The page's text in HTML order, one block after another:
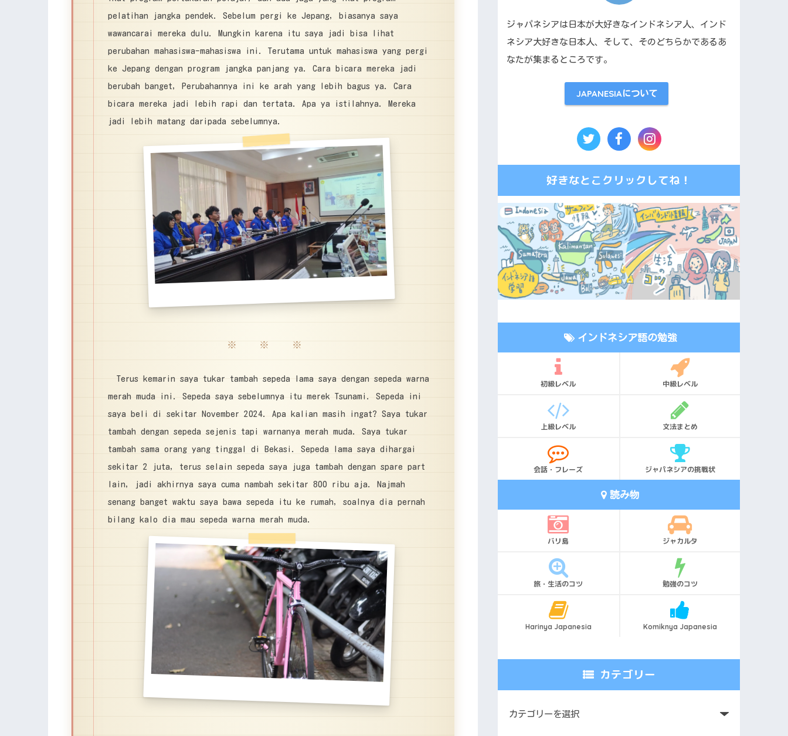
pelatihan jangka pendek. Sebelum pergi ke Jepang, biasanya saya
wawancarai mereka dulu. Mungkin karena itu saya jadi bisa lihat
perubahan mahasiswa-mahasiswa ini. Terutama untuk mahasiswa yang pergi
ke Jepang dengan program jangka panjang ya. Cara bicara mereka jadi
berubah banget, Perubahannya ini ke arah yang lebih bagus ya. Cara
bicara mereka jadi lebih rapi dan tertata. Apa ya istilahnya. Mereka
jadi lebih matang daripada sebelumnya.
※ ※ ※
Terus kemarin saya tukar tambah sepeda lama saya dengan sepeda warna
merah muda ini. Sepeda saya sebelumnya itu merek Tsunami. Sepeda ini
saya beli di sekitar November 2024. Apa kalian masih ingat? Saya tukar
tambah dengan sepeda sejenis tapi warnanya merah muda. Saya tukar
tambah sama orang yang tinggal di Bekasi. Sepeda lama saya dihargai
sekitar 2 juta, terus selain sepeda saya juga tambah dengan spare part
lain, jadi akhirnya saya cuma nambah sekitar 800 ribu aja. Najmah
senang banget waktu saya bawa sepeda itu ke rumah, soalnya dia pernah
bilang kalo dia mau sepeda warna merah muda.
ジャパネシアは日本が大好きなインドネシア人、インド
ネシア大好きな日本人、そして、そのどちらかであるあ
なたが集まるところです。
JAPANESIAについて
好きなとこクリックしてね！
インドネシア語の勉強
初級レベル 中級レベル
上級レベル 文法まとめ
会話・フレーズ ジャパネシアの挑戦状
読み物
バリ島 ジャカルタ
旅・生活のコツ 勉強のコツ
Harinya Japanesia Komiknya Japanesia
カテゴリー